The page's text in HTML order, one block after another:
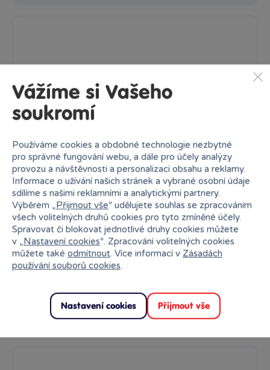
#YESs meloun neperlivá 0,5L
Ochucená minerální voda nesycená s příchutí vodního melounu.
S...
Sklademprodejny
Rezervovat
Vážíme si Vašeho
soukromí
Používáme cookies a obdobné technologie nezbytné
pro správné fungování webu, a dále pro účely analýzy
provozu a návštěvnosti a personalizaci obsahu a reklamy.
Informace o užívání našich stránek a vybrané osobní údaje
sdílíme s našimi reklamními a analytickými partnery.
Výběrem „Přijmout vše“ udělujete souhlas se zpracováním
všech volitelných druhů cookies pro tyto zmíněné účely.
Spravovat či blokovat jednotlivé druhy cookies můžete
v „Nastavení cookies“. Zpracování volitelných cookies
můžete také odmítnout. Více informací v Zásadách
používání souborů cookies.
Nastavení cookies Přijmout vše